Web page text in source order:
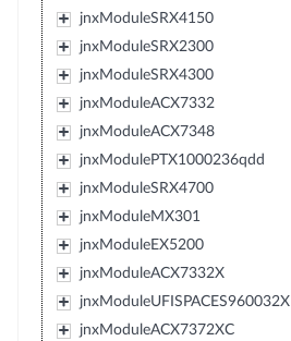
jnxModuleSRX4150
jnxModuleSRX2300
jnxModuleSRX4300
jnxModuleACX7332
jnxModuleACX7348
jnxModulePTX1000236qdd
jnxModuleSRX4700
jnxModuleMX301
jnxModuleEX5200
jnxModuleACX7332X
jnxModuleUFISPACES960032X
jnxModuleACX7372XC